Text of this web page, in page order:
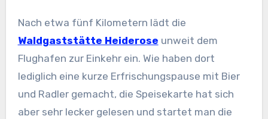
Nach etwa fünf Kilometern lädt die
Waldgaststätte Heiderose unweit dem
Flughafen zur Einkehr ein. Wie haben dort
lediglich eine kurze Erfrischungspause mit Bier
und Radler gemacht, die Speisekarte hat sich
aber sehr lecker gelesen und startet man die